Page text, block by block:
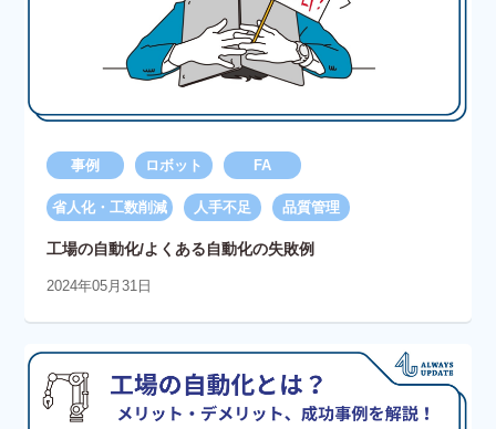
事例 ロボット FA
省人化・工数削減 人手不足 品質管理
工場の自動化/よくある自動化の失敗例
2024年05月31日